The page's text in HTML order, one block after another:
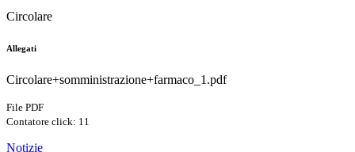
Circolare
Allegati
Circolare+somministrazione+farmaco_1.pdf
File PDF
Contatore click: 11
Notizie